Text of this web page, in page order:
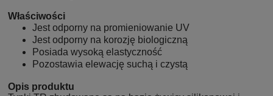
Właściwości
Jest odporny na promieniowanie UV
Jest odporny na korozję biologiczną
Posiada wysoką elastyczność
Pozostawia elewację suchą i czystą
Opis produktu